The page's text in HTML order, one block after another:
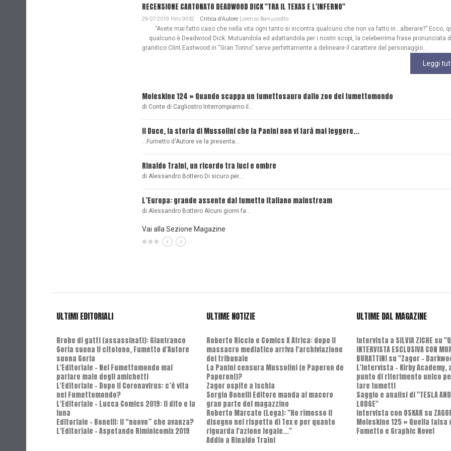
RECENSIONE CARTONATO DEADWOOD DICK "TRA IL TEXAS E L'INFERNO"
29-07-2019 Hits:9032 Critica d'AutoreLorenzo Barruscotto
"Avete mai fatto caso che nella vita ogni tanto si incontra qualcuno che non va fatto in…alberare?” Ecco,
qualcuno è Deadwood Dick. Mutuandola ed adattandola per i nostri scopi, la celeberrima frase pronunciata
granitico Clint Eastwood in “Gran Torino” serve perfettamente a delineare il carattere del personaggio...
Leggi
Moleskine 124 » Quando scappa un fumettosauro dallo zoo del fumettomondo
di Conte di Cagliostro Interrompiamo il…
Il Duce, la storia di Mussolini che la Panini non vi farà mai leggere...
...Fumetto d'Autore ve la presenta…
Rinaldo Traini, un ricordo tra luci e ombre
di Alessandro Bottero Di sicuro per…
L’Europa: grande assente dal fumetto italiano mainstream
di Alessandro Bottero Alcuni giorni fa…
Vai alla Sezione Magazine
ULTIMI EDITORIALI
Rrobe di gatti (assassinati): Gianfranco
Goria suona il citofono, Fumetto d'Autore
suona Goria
L'Editoriale - Nel Fumettomondo mai
parlare male degli amichetti
L'Editoriale - Dopo il Coronavirus: c’è vita
nel Fumettomondo?
L'Editoriale - Lucca Comics 2019: Il dito e la
luna
Editoriale - Bonelli: il “nuovo” che avanza?
L'Editoriale - Aspetando Riminicomix 2019
ULTIME NOTIZIE
Roberto Riccio e Comics X Africa: dopo il
massacro mediatico arriva l'archiviazione
del tribunale
La Panini censura Mussolini (e Paperon de
Paperoni)?
Zagor ospite a Ischia
Sergio Bonelli Editore manda al macero
gran parte del magazzino
Roberto Marcato (Lega): "Ho rimosso il
disegno nel rispetto di Tex e per quanto
riguarda l'azione legale..."
Addio a Rinaldo Traini
ULTIME DAL MAGAZINE
Intervista a SILVIA ZICHE su
INTERVISTA ESCLUSIVA CON
BURATTINI su "Zagor -
L'Intervista - Kirby Academy,
punto di riferimento unico
fare fumetti
Saggio e analisi di "TESLA AND
LODGE"
Intervista con OSKAR su
Moleskine 125 » Quella
Fumetto e Graphic Novel